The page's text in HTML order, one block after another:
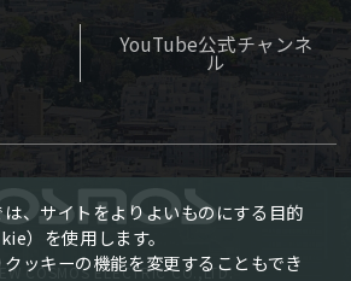
YouTube公式チャンネ
ル
COSMOS ELECTRIC CO.,LTD.
、サイトをよりよいものにする目的
）を使用します。
ッキーの機能を変更することもでき